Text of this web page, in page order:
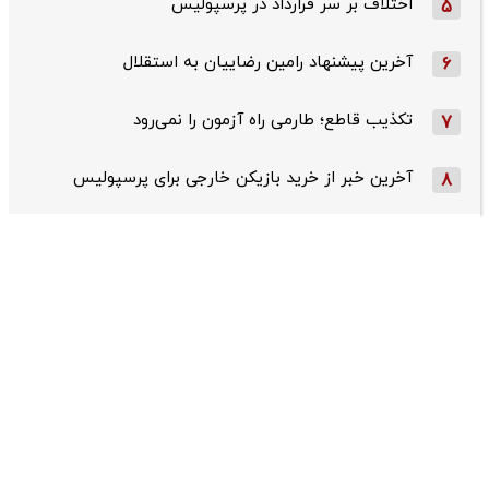
5 اختلاف بر سر قرارداد در پرسپولیس
6 آخرین پیشنهاد رامین رضاییان به استقلال
7 تکذیب قاطع؛‌ طارمی راه آزمون را نمی‌رود
8 آخرین خبر از خرید بازیکن خارجی برای پرسپولیس